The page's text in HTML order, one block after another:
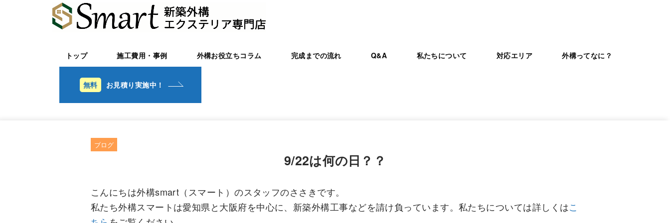
トップ 施工費用・事例 外構お役立ちコラム 完成までの流れ Q&A 私たちについて 対応エリア 外構ってなに？
お見積り実施中！
ブログ
9/22は何の日？？
こんにちは外構smart（スマート）のスタッフのささきです。
私たち外構スマートは愛知県と大阪府を中心に、新築外構工事などを請け負っています。私たちについては詳しくはこ